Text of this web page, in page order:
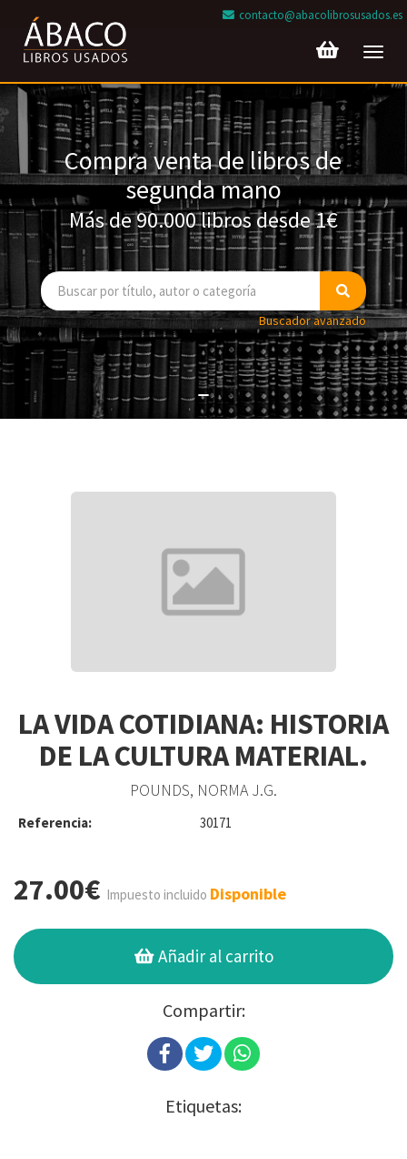
contacto@abacolibrosusados.es
Compra venta de libros de
segunda mano
Más de 90.000 libros desde 1€
Buscador avanzado
LA VIDA COTIDIANA: HISTORIA
DE LA CULTURA MATERIAL.
POUNDS, NORMA J.G.
Referencia: 30171
27.00€ Impuesto incluido Disponible
Añadir al carrito
Compartir:
Etiquetas: